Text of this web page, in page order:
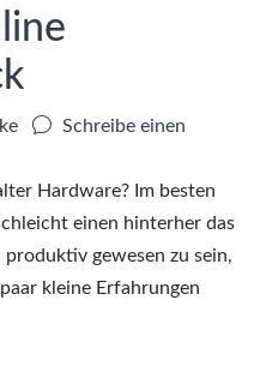
Schreibe einen
Hardware? Im besten
einen hinterher das
gewesen zu sein,
kleine Erfahrungen